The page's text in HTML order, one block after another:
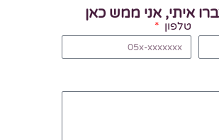
איתי, אני ממש כאן
טלפון